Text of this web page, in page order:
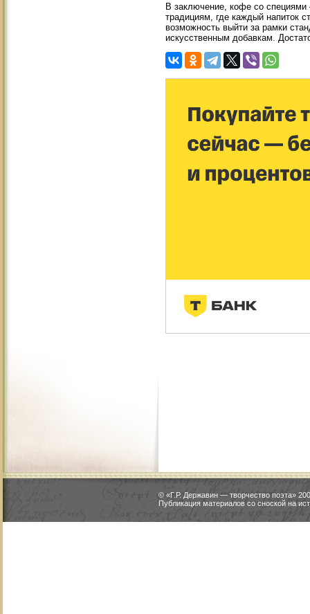
В заключение, кофе со специями
традициям, где каждый напиток
возможность выйти за рамки
искусственным добавкам.
© «Г.Р. Державин — творчество поэта»
Публикация материалов со сноской на